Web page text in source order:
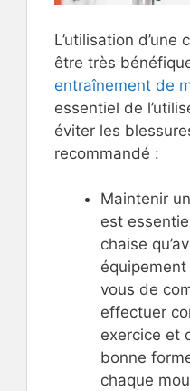
L’utilisation
être très
entraînement de
essentiel de
éviter les
recommandé :
Maintenir
est
chaise
vous de
effectuer
exercice et
bonne
chaque